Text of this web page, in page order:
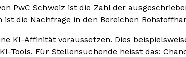
PwC Schweiz ist die Zahl der
ist die Nachfrage in den Bereichen
KI-Affinität voraussetzen. Dies
Tools. Für Stellensuchende heisst das: